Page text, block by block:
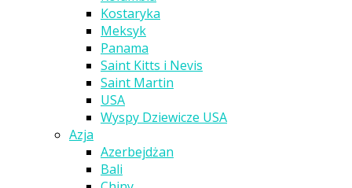
Kostaryka
Meksyk
Panama
Saint Kitts i Nevis
Saint Martin
USA
Wyspy Dziewicze USA
Azja
Azerbejdżan
Bali